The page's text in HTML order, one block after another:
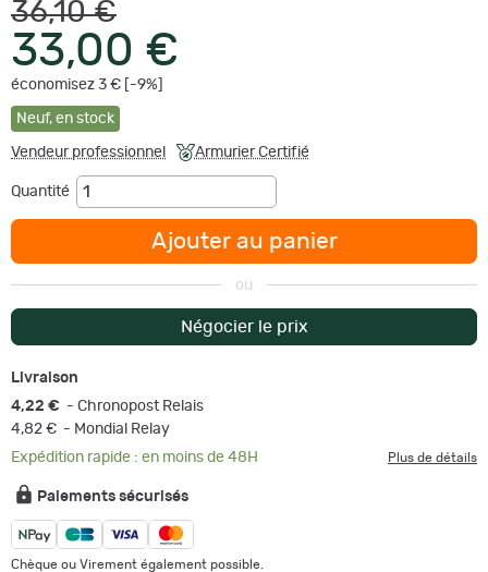
36,10 €
33,00 €
économisez 3 € [-9%]
Neuf, en stock
Vendeur professionnel Armurier Certifié
Quantité
Ajouter au panier
ou
Négocier le prix
Livraison
4,22 € - Chronopost Relais
4,82 € - Mondial Relay
Expédition rapide : en moins de 48H
Plus de détails
Paiements sécurisés
Chèque ou Virement également possible.